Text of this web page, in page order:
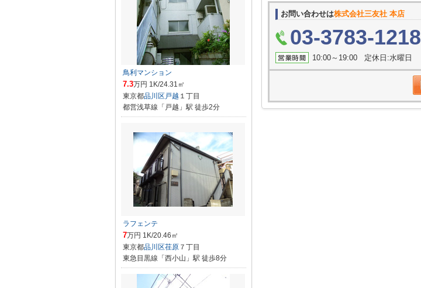
お問い合わせは株式会社三友社 本店
03-3783-1218
10:00～19:00 定休日:水曜日
鳥利マンション
7.3万円 1K/24.31㎡
東京都品川区 戸越 １丁目
都営浅草線「戸越」駅 徒歩2分
ラフェンテ
7万円 1K/20.46㎡
東京都品川区荏原 ７丁目
東急目黒線「西小山」駅 徒歩8分